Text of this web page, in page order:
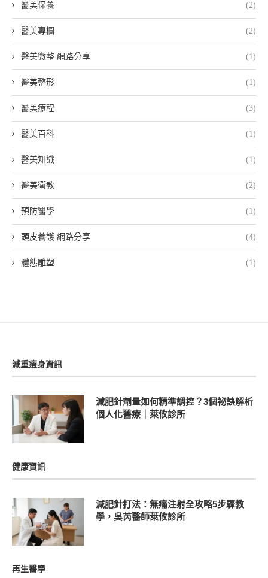
醫美保養 (2)
醫美專欄 (2)
醫美微整 網路分享 (1)
醫美整形 (1)
醫美療程 (3)
醫美百科 (1)
醫美知識 (1)
醫美衛教 (2)
預防醫學 (1)
頭皮養護 網路分享 (4)
體態雕塑 (1)
減重瘦身資訊
減肥針劑量如何精準調控？3個祕訣解析
個人化醫療｜萊攸診所
健康資訊
減肥針打法：無痛注射全攻略5步驟教
學，吳芮醫師萊攸診所
再生醫學